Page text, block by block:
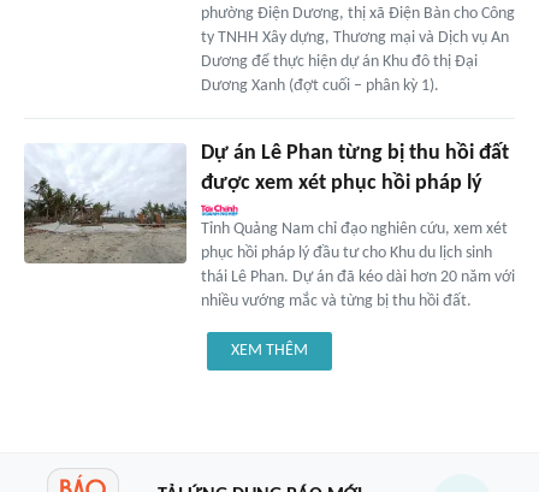
phường Điện Dương, thị xã Điện Bàn cho Công
ty TNHH Xây dựng, Thương mại và Dịch vụ An
Dương để thực hiện dự án Khu đô thị Đại
Dương Xanh (đợt cuối – phân kỳ 1).
Dự án Lê Phan từng bị thu hồi đất
được xem xét phục hồi pháp lý
Tỉnh Quảng Nam chỉ đạo nghiên cứu, xem xét
phục hồi pháp lý đầu tư cho Khu du lịch sinh
thái Lê Phan. Dự án đã kéo dài hơn 20 năm với
nhiều vướng mắc và từng bị thu hồi đất.
XEM THÊM